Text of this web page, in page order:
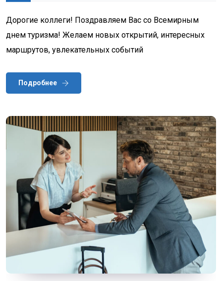
Дорогие коллеги! Поздравляем Вас со Всемирным
днем туризма! Желаем новых открытий, интересных
маршрутов, увлекательных событий
Подробнее